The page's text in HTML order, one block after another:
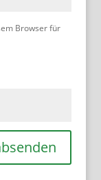
Browser für